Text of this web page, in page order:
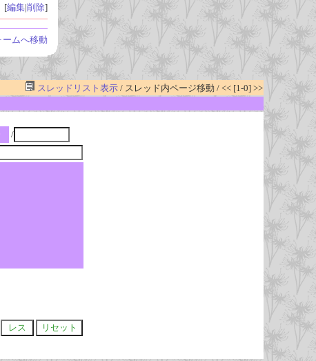
[編集|削除]
ームへ移動
スレッドリスト表示/ スレッド内ページ移動 / << [1-0] >>
/